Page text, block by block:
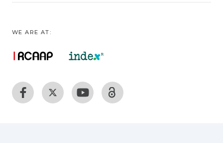
WE ARE AT: